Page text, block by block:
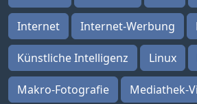
Internet Internet-Werbung
Künstliche Intelligenz Linux
Makro-Fotografie Mediathek-